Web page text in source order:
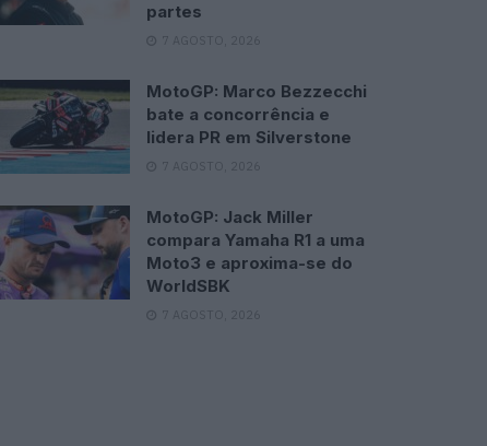
partes
7 AGOSTO, 2026
MotoGP: Marco Bezzecchi
bate a concorrência e
lidera PR em Silverstone
7 AGOSTO, 2026
MotoGP: Jack Miller
compara Yamaha R1 a uma
Moto3 e aproxima-se do
WorldSBK
7 AGOSTO, 2026